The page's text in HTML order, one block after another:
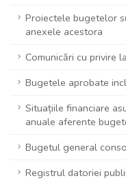
Proiectele bugetelor
anexele acestora
Comunicări cu privire
Bugetele aprobate
Situațiile financiare
anuale aferente
Bugetul general
Registrul datoriei